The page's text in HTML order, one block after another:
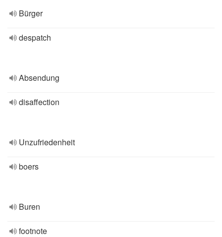
Bürger
despatch
Absendung
disaffection
Unzufriedenheit
boers
Buren
footnote